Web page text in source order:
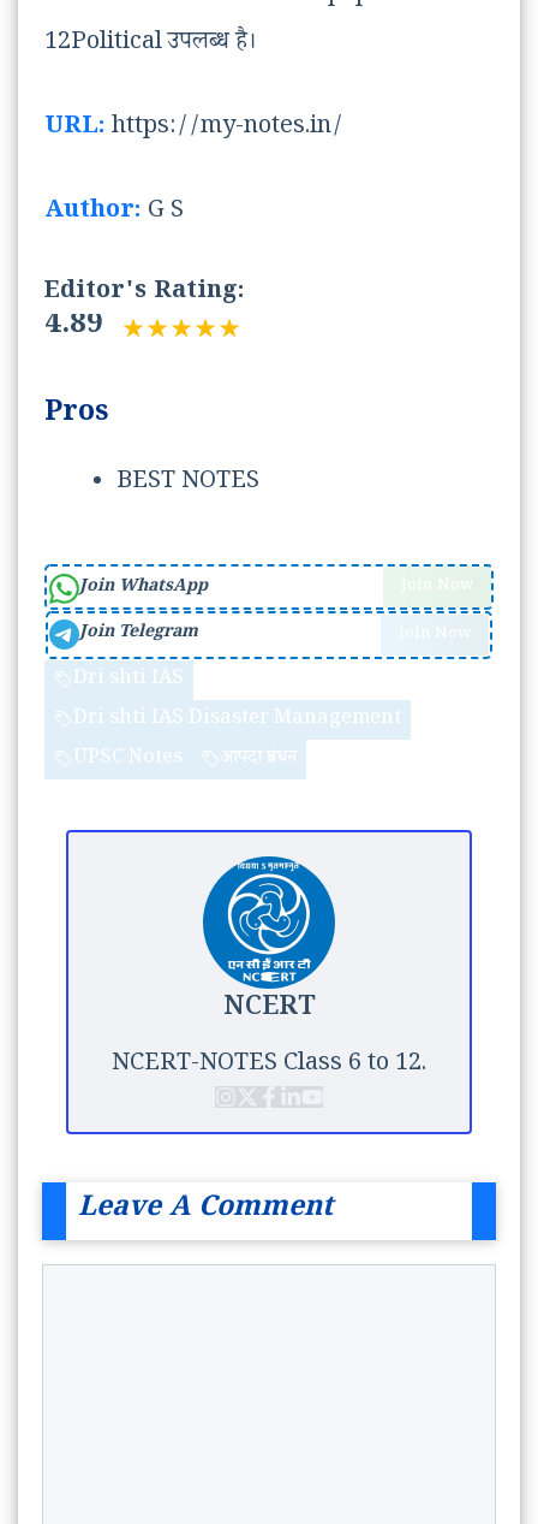
12Political उपलब्ध है।
URL: https://my-notes.in/
Author: G S
Editor's Rating:
4.89
Pros
BEST NOTES
Join WhatsApp Join Now
Join Telegram Join Now
Dri shti IAS
Dri shti IAS Disaster Management
UPSC Notes
आपदा प्रबंधन
NCERT
NCERT-NOTES Class 6 to 12.
Leave A Comment